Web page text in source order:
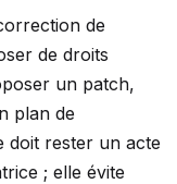
de
de droits
un patch,
plan de
doit rester un acte
; elle évite